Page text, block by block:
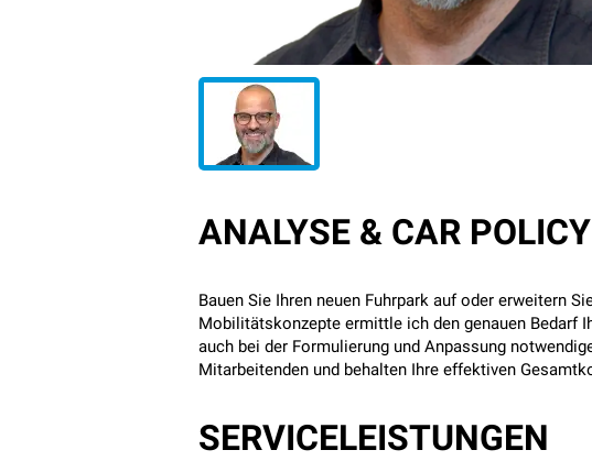
ANALYSE & CAR POLICY
Bauen Sie Ihren neuen Fuhrpark auf oder erweitern
Mobilitätskonzepte ermittle ich den genauen Bedarf
auch bei der Formulierung und Anpassung
Mitarbeitenden und behalten Ihre effektiven
SERVICELEISTUNGEN